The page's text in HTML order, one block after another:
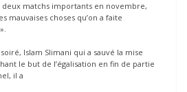
deux matchs importants en novembre,
mauvaises choses qu’on a faite
Islam Slimani qui a sauvé la mise
le but de l’égalisation en fin de partie
il a